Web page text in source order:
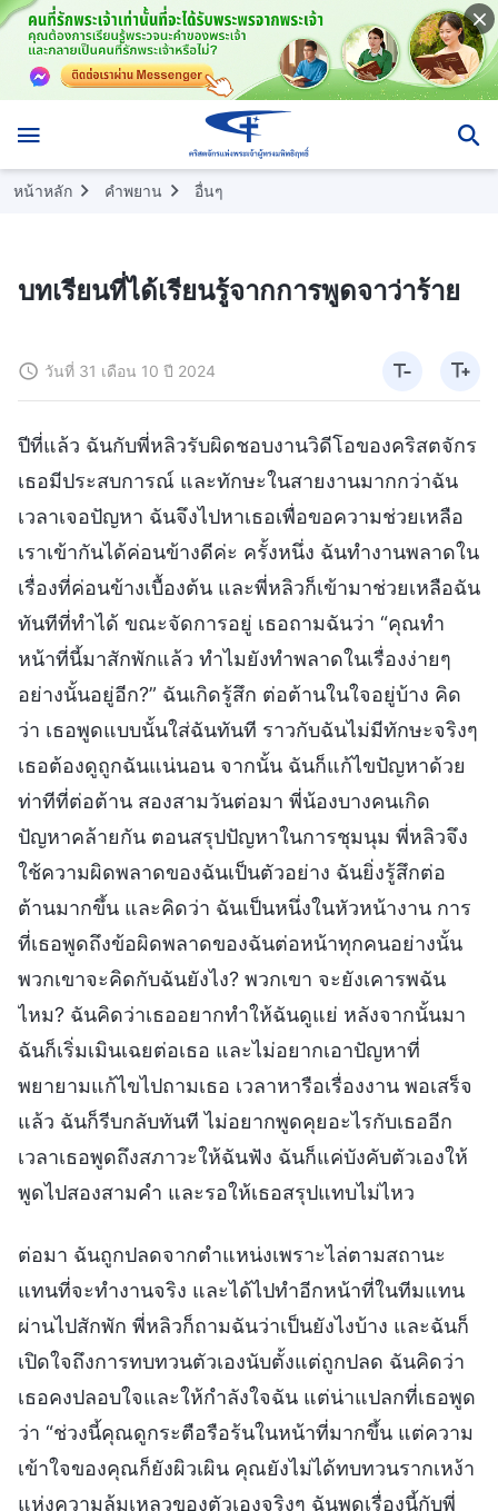
หน้าหลัก คำพยาน อื่นๆ
บทเรียนที่ได้เรียนรู้จากการพูดจาว่าร้าย
วันที่ 31 เดือน 10 ปี 2024
ปีที่แล้ว ฉันกับพี่หลิวรับผิดชอบงานวิดีโอของคริสตจักร
เธอมีประสบการณ์ และทักษะในสายงานมากกว่าฉัน
เวลาเจอปัญหา ฉันจึงไปหาเธอเพื่อขอความช่วยเหลือ
เราเข้ากันได้ค่อนข้างดีค่ะ ครั้งหนึ่ง ฉันทำงานพลาดใน
เรื่องที่ค่อนข้างเบื้องต้น และพี่หลิวก็เข้ามาช่วยเหลือฉัน
ทันทีที่ทำได้ ขณะจัดการอยู่ เธอถามฉันว่า “คุณทำ
หน้าที่นี้มาสักพักแล้ว ทำไมยังทำพลาดในเรื่องง่ายๆ
อย่างนั้นอยู่อีก?” ฉันเกิดรู้สึก ต่อต้านในใจอยู่บ้าง คิด
ว่า เธอพูดแบบนั้นใส่ฉันทันที ราวกับฉันไม่มีทักษะจริงๆ
เธอต้องดูถูกฉันแน่นอน จากนั้น ฉันก็แก้ไขปัญหาด้วย
ท่าทีที่ต่อต้าน สองสามวันต่อมา พี่น้องบางคนเกิด
ปัญหาคล้ายกัน ตอนสรุปปัญหาในการชุมนุม พี่หลิวจึง
ใช้ความผิดพลาดของฉันเป็นตัวอย่าง ฉันยิ่งรู้สึกต่อ
ต้านมากขึ้น และคิดว่า ฉันเป็นหนึ่งในหัวหน้างาน การ
ที่เธอพูดถึงข้อผิดพลาดของฉันต่อหน้าทุกคนอย่างนั้น
พวกเขาจะคิดกับฉันยังไง? พวกเขา จะยังเคารพฉัน
ไหม? ฉันคิดว่าเธออยากทำให้ฉันดูแย่ หลังจากนั้นมา
ฉันก็เริ่มเมินเฉยต่อเธอ และไม่อยากเอาปัญหาที่
พยายามแก้ไขไปถามเธอ เวลาหารือเรื่องงาน พอเสร็จ
แล้ว ฉันก็รีบกลับทันที ไม่อยากพูดคุยอะไรกับเธออีก
เวลาเธอพูดถึงสภาวะให้ฉันฟัง ฉันก็แค่บังคับตัวเองให้
พูดไปสองสามคำ และรอให้เธอสรุปแทบไม่ไหว
ต่อมา ฉันถูกปลดจากตำแหน่งเพราะไล่ตามสถานะ
แทนที่จะทำงานจริง และได้ไปทำอีกหน้าที่ในทีมแทน
ผ่านไปสักพัก พี่หลิวก็ถามฉันว่าเป็นยังไงบ้าง และฉันก็
เปิดใจถึงการทบทวนตัวเองนับตั้งแต่ถูกปลด ฉันคิดว่า
เธอคงปลอบใจและให้กำลังใจฉัน แต่น่าแปลกที่เธอพูด
ว่า “ช่วงนี้คุณดูกระตือรือร้นในหน้าที่มากขึ้น แต่ความ
เข้าใจของคุณก็ยังผิวเผิน คุณยังไม่ได้ทบทวนรากเหง้า
แห่งความล้มเหลวของตัวเองจริงๆ ฉันพูดเรื่องนี้กับพี่